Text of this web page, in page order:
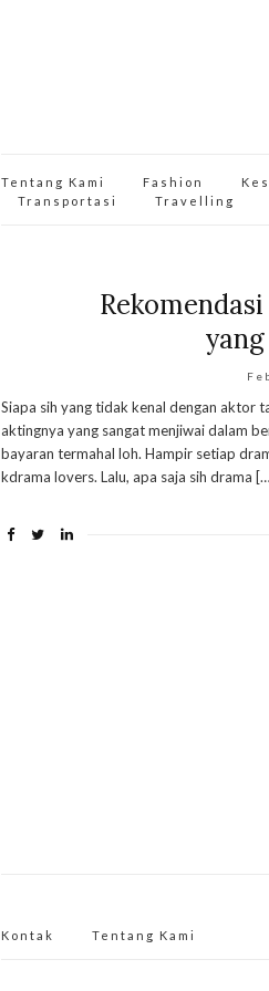
Tentang Kami Fashion
Transportasi
Travelling
Siapa sih yang tidak kenal dengan aktor
aktingnya yang sangat menjiwai dalam
bayaran termahal loh. Hampir setiap
kdrama lovers. Lalu, apa saja sih drama
Kontak Tentang Kami